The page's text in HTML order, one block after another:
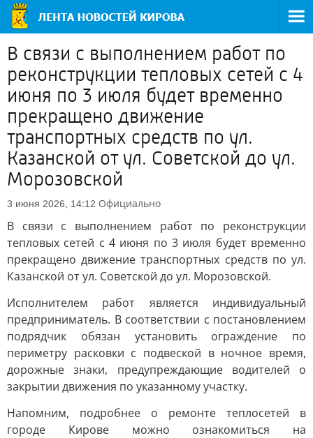
В связи с выполнением работ по
реконструкции тепловых сетей с 4
июня по 3 июля будет временно
прекращено движение
транспортных средств по ул.
Казанской от ул. Советской до ул.
Морозовской
3 июня 2026, 14:12 Официально
В связи с выполнением работ по реконструкции
тепловых сетей с 4 июня по 3 июля будет временно
прекращено движение транспортных средств по ул.
Казанской от ул. Советской до ул. Морозовской.
Исполнителем работ является индивидуальный
предприниматель. В соответствии с постановлением
подрядчик обязан установить ограждение по
периметру расковки с подвеской в ночное время,
дорожные знаки, предупреждающие водителей о
закрытии движения по указанному участку.
Напомним, подробнее о ремонте теплосетей в
городе Кирове можно ознакомиться на